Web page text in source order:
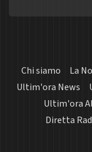
Chi siamo La
Ultim'ora News
Ultim'ora
Diretta